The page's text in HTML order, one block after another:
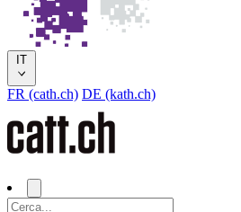
IT
FR (cath.ch) DE (kath.ch)